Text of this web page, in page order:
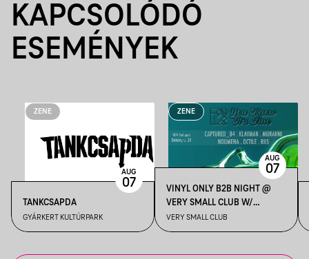
KAPCSOLÓDÓ
ESEMÉNYEK
ZENE
TANKCSAPDA
GYÁRKERT KULTÚRPARK
AUG
07
ZENE
VINYL ONLY B2B NIGHT @
VERY SMALL CLUB W/
KLAYMAN, OCTILE, RII5,
MURAHNI, NOUMENA,
VERY SMALL CLUB
AUG
07